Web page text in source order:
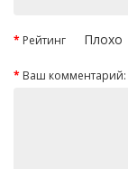
Рейтинг Плохо
Ваш комментарий: